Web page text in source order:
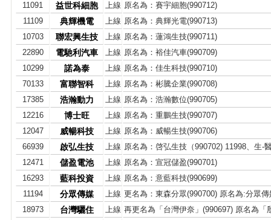
11091
益世科細胞 上線 原名為：賽宇細胞(990712)
11109
典輝機電 上線 原名為：典輝光電(990713)
10703
聯宏興生技 上線 原名為：蓮鴻生技(990711)
22890
電馳利汽車 上線 原名為：裕佳汽車(990709)
10299
諾為泰 上線 原名為：佳生科技(990710)
70133
富聯智科 上線 原名為：彬騰企業(990708)
17385
浩瀚動力 上線 原名為：浩瀚數位(990705)
12216
博士旺 上線 原名為：重鵬生技(990707)
12047
威暢科技 上線 原名為：威暢生技(990706)
66939
啟弘生技 上線 原名為：啓弘生技（990702) 11998、生-
12471
儲盈電池 上線 原名為：宣冠儲盈(990701)
16293
藍科投資 上線 原名為：意藍科技(990699)
11194
分眾傳媒 上線 更名為：東森分眾(990700) 原名為:分眾傳
18973
台灣驪住 上線 再更名為「台灣伊奈」(990697) 原名為「